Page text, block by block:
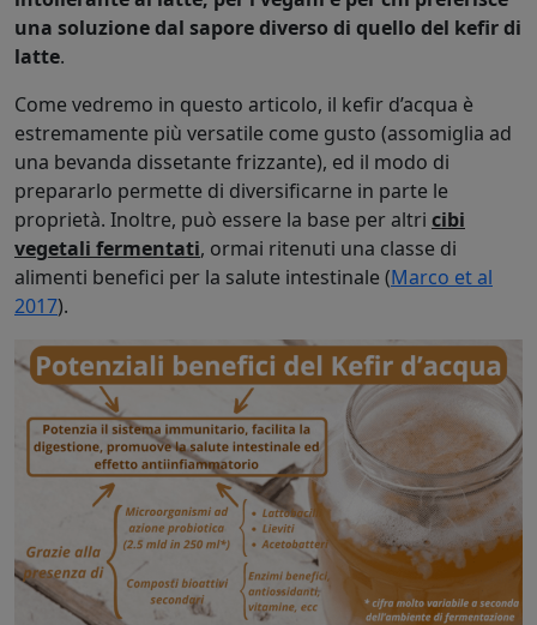
una soluzione dal sapore diverso di quello del kefir di
latte.
Come vedremo in questo articolo, il kefir d’acqua è
estremamente più versatile come gusto (assomiglia ad
una bevanda dissetante frizzante), ed il modo di
prepararlo permette di diversificarne in parte le
proprietà. Inoltre, può essere la base per altri cibi
vegetali fermentati, ormai ritenuti una classe di
alimenti benefici per la salute intestinale (Marco et al
2017).